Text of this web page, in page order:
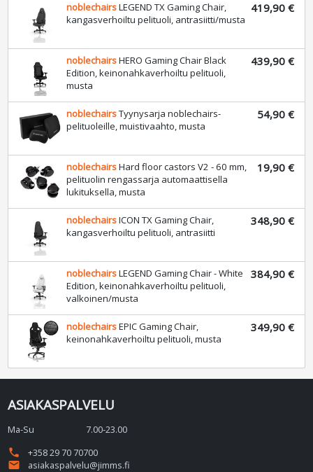
noblechairsLEGEND TX Gaming Chair,
kangasverhoiltu pelituoli, antrasiitti/musta
419,90 €
noblechairsHERO Gaming Chair Black
Edition, keinonahkaverhoiltu pelituoli,
musta
439,90 €
noblechairsTyynysarja noblechairs-
pelituoleille, muistivaahto, musta
54,90 €
noblechairsHard floor castors V2 - 60 mm,
pelituolin rengassarja automaattisella
lukituksella, musta
19,90 €
noblechairsICON TX Gaming Chair,
kangasverhoiltu pelituoli, antrasiitti
348,90 €
noblechairsLEGEND Gaming Chair - White
Edition, keinonahkaverhoiltu pelituoli,
valkoinen/musta
384,90 €
noblechairsEPIC Gaming Chair,
keinonahkaverhoiltu pelituoli, musta
349,90 €
ASIAKASPALVELU
Ma-Su
7.00-23.00
phone
+358 29 70 70700
email
asiakaspalvelu@jimms.fi